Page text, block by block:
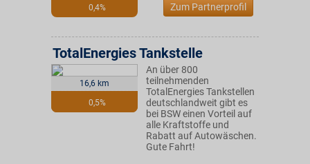
0,4% Zum Partnerprofil
16,6 km
0,5%
TotalEnergies Tankstelle
An über 800
teilnehmenden
TotalEnergies Tankstellen
deutschlandweit gibt es
bei BSW einen Vorteil auf
alle Kraftstoffe und
Rabatt auf Autowäschen.
Gute Fahrt!